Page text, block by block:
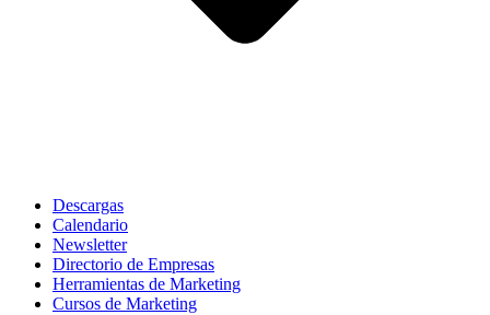
Descargas
Calendario
Newsletter
Directorio de Empresas
Herramientas de Marketing
Cursos de Marketing